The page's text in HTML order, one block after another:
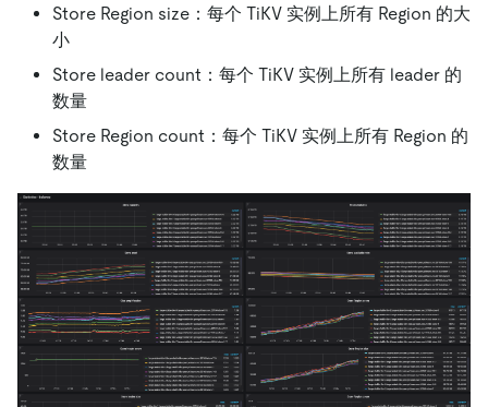
Store Region size：每个 TiKV 实例上所有 Region 的大
小
Store leader count：每个 TiKV 实例上所有 leader 的
数量
Store Region count：每个 TiKV 实例上所有 Region 的
数量